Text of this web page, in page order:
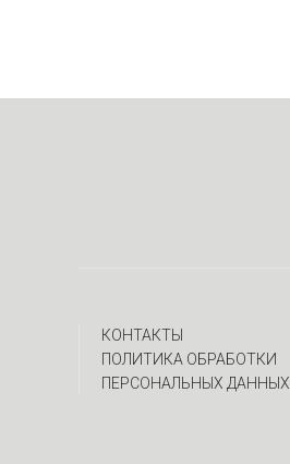
КОНТАКТЫ
ПОЛИТИКА ОБРАБОТКИ
ПЕРСОНАЛЬНЫХ ДАННЫХ